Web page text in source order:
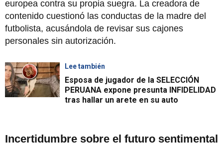
europea contra su propia suegra. La creadora de
contenido cuestionó las conductas de la madre del
futbolista, acusándola de revisar sus cajones
personales sin autorización.
Lee también
Esposa de jugador de la SELECCIÓN
PERUANA expone presunta INFIDELIDAD
tras hallar un arete en su auto
Incertidumbre sobre el futuro sentimental